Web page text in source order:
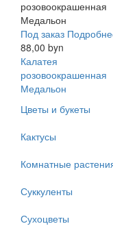
Под заказ
88,00 byn
Калатея
розовоокрашенная
Медальон
Цветы и букеты
Кактусы
Комнатные
Суккуленты
Сухоцветы